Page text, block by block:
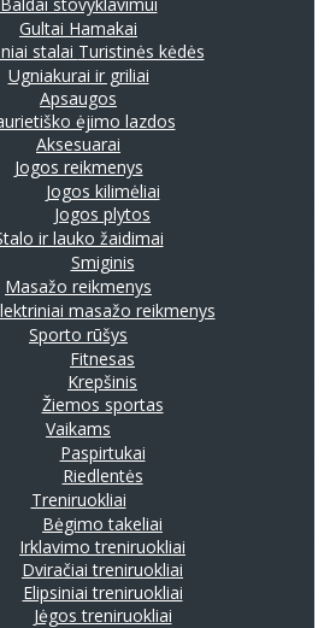
Gultai Hamakai
stalai Turistinės kėdės
Ugniakurai ir griliai
Apsaugos
ėjimo lazdos
Aksesuarai
Jogos reikmenys
Jogos kilimėliai
Jogos plytos
ir lauko žaidimai
Smiginis
Masažo reikmenys
masažo reikmenys
Sporto rūšys
Fitnesas
Krepšinis
Žiemos sportas
Vaikams
Paspirtukai
Riedlentės
Treniruokliai
Bėgimo takeliai
Irklavimo treniruokliai
Dviračiai treniruokliai
Elipsiniai treniruokliai
Jėgos treniruokliai